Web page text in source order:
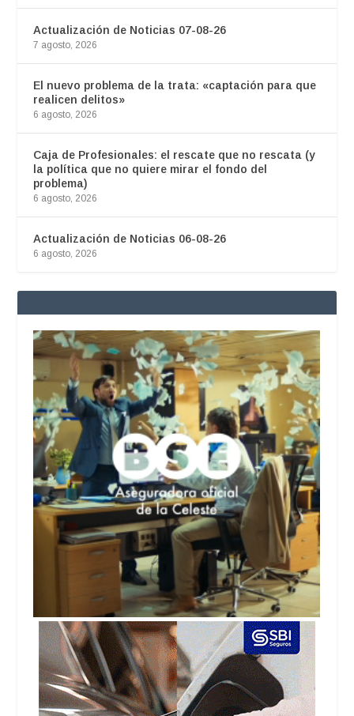
Actualización de Noticias 07-08-26
7 agosto, 2026
El nuevo problema de la trata: «captación para que
realicen delitos»
6 agosto, 2026
Caja de Profesionales: el rescate que no rescata (y
la política que no quiere mirar el fondo del
problema)
6 agosto, 2026
Actualización de Noticias 06-08-26
6 agosto, 2026